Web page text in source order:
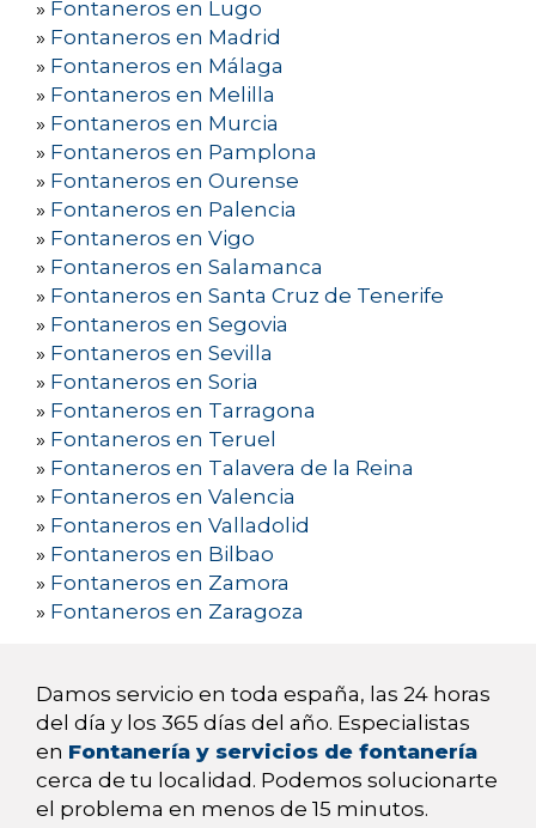
» Fontaneros en Lugo
» Fontaneros en Madrid
» Fontaneros en Málaga
» Fontaneros en Melilla
» Fontaneros en Murcia
» Fontaneros en Pamplona
» Fontaneros en Ourense
» Fontaneros en Palencia
» Fontaneros en Vigo
» Fontaneros en Salamanca
» Fontaneros en Santa Cruz de Tenerife
» Fontaneros en Segovia
» Fontaneros en Sevilla
» Fontaneros en Soria
» Fontaneros en Tarragona
» Fontaneros en Teruel
» Fontaneros en Talavera de la Reina
» Fontaneros en Valencia
» Fontaneros en Valladolid
» Fontaneros en Bilbao
» Fontaneros en Zamora
» Fontaneros en Zaragoza
Damos servicio en toda españa, las 24 horas
del día y los 365 días del año. Especialistas
en Fontanería y servicios de fontanería
cerca de tu localidad. Podemos solucionarte
el problema en menos de 15 minutos.